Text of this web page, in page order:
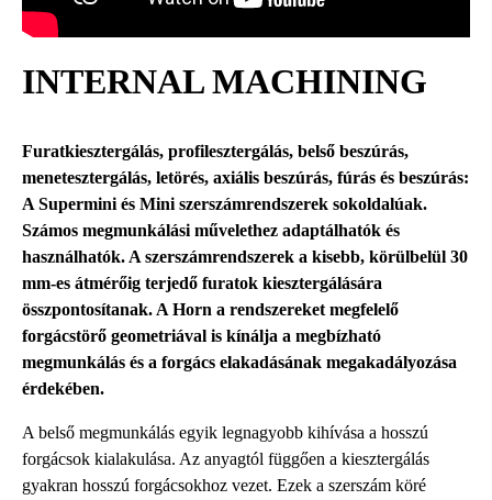
INTERNAL MACHINING
Furatkiesztergálás, profilesztergálás, belső beszúrás,
menetesztergálás, letörés, axiális beszúrás, fúrás és beszúrás:
A Supermini és Mini szerszámrendszerek sokoldalúak.
Számos megmunkálási művelethez adaptálhatók és
használhatók. A szerszámrendszerek a kisebb, körülbelül 30
mm-es átmérőig terjedő furatok kiesztergálására
összpontosítanak. A Horn a rendszereket megfelelő
forgácstörő geometriával is kínálja a megbízható
megmunkálás és a forgács elakadásának megakadályozása
érdekében.
A belső megmunkálás egyik legnagyobb kihívása a hosszú
forgácsok kialakulása. Az anyagtól függően a kiesztergálás
gyakran hosszú forgácsokhoz vezet. Ezek a szerszám köré